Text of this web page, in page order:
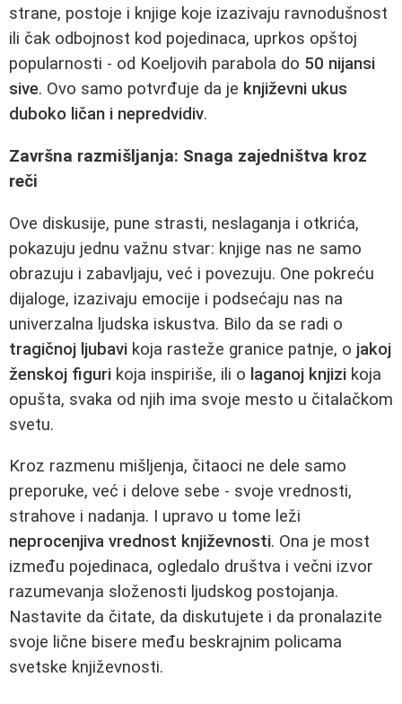
strane, postoje i knjige koje izazivaju ravnodušnost
ili čak odbojnost kod pojedinaca, uprkos opštoj
popularnosti - od Koeljovih parabola do 50 nijansi
sive. Ovo samo potvrđuje da je književni ukus
duboko ličan i nepredvidiv.
Završna razmišljanja: Snaga zajedništva kroz
reči
Ove diskusije, pune strasti, neslaganja i otkrića,
pokazuju jednu važnu stvar: knjige nas ne samo
obrazuju i zabavljaju, već i povezuju. One pokreću
dijaloge, izazivaju emocije i podsećaju nas na
univerzalna ljudska iskustva. Bilo da se radi o
tragičnoj ljubavi koja rasteže granice patnje, o jakoj
ženskoj figuri koja inspiriše, ili o laganoj knjizi koja
opušta, svaka od njih ima svoje mesto u čitalačkom
svetu.
Kroz razmenu mišljenja, čitaoci ne dele samo
preporuke, već i delove sebe - svoje vrednosti,
strahove i nadanja. I upravo u tome leži
neprocenjiva vrednost književnosti. Ona je most
između pojedinaca, ogledalo društva i večni izvor
razumevanja složenosti ljudskog postojanja.
Nastavite da čitate, da diskutujete i da pronalazite
svoje lične bisere među beskrajnim policama
svetske književnosti.